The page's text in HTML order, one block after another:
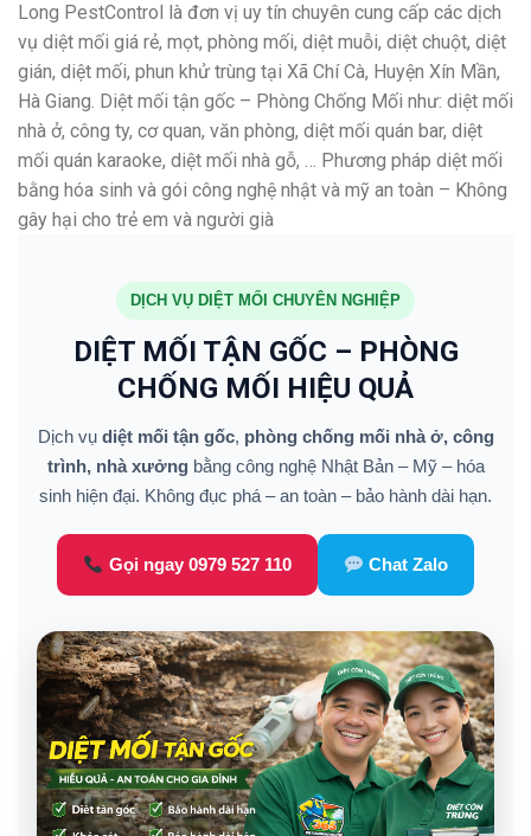
Long PestControl là đơn vị uy tín chuyên cung cấp các dịch
vụ diệt mối giá rẻ, mọt, phòng mối, diệt muỗi, diệt chuột, diệt
gián, diệt mối, phun khử trùng tại Xã Chí Cà, Huyện Xín Mần,
Hà Giang. Diệt mối tận gốc – Phòng Chống Mối như: diệt mối
nhà ở, công ty, cơ quan, văn phòng, diệt mối quán bar, diệt
mối quán karaoke, diệt mối nhà gỗ, … Phương pháp diệt mối
bằng hóa sinh và gói công nghệ nhật và mỹ an toàn – Không
gây hại cho trẻ em và người già
DỊCH VỤ DIỆT MỐI CHUYÊN NGHIỆP
DIỆT MỐI TẬN GỐC – PHÒNG
CHỐNG MỐI HIỆU QUẢ
Dịch vụ diệt mối tận gốc, phòng chống mối nhà ở, công
trình, nhà xưởngbằng công nghệ Nhật Bản – Mỹ – hóa
sinh hiện đại. Không đục phá – an toàn – bảo hành dài hạn.
Gọi ngay 0979 527 110 Chat Zalo